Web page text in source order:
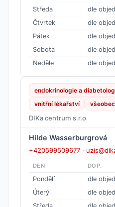
Středa
dle
Čtvrtek
dle
Pátek
dle
Sobota
dle
Neděle
dle
endokrinologie a
vnitřní lékařství
DIKa centrum s.r.o
Hilde Wasserburgrová
+420599509677 ·
DEN DOP.
Pondělí
dle
Úterý
dle